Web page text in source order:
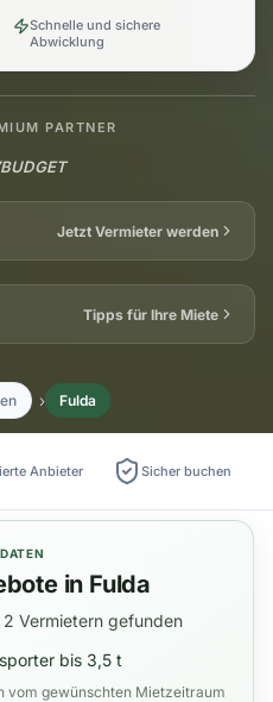
Schnelle und sichere
Abwicklung
PARTNER
BUDGET
Jetzt Vermieter werden
Tipps für Ihre Miete
Fulda
Anbieter Sicher buchen
in Fulda
Vermietern gefunden
bis 3,5 t
vom gewünschten Mietzeitraum